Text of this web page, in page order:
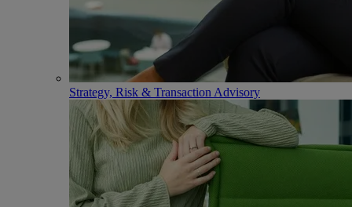
Strategy, Risk & Transaction Advisory